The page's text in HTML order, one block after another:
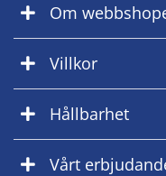
Om
Villkor
Hållbarhet
Vårt